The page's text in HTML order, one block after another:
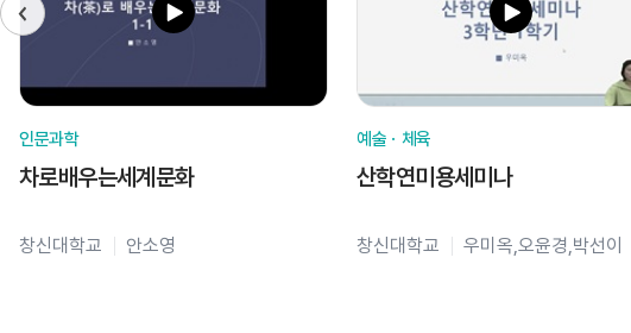
인문과학
차로배우는세계문화
창신대학교 안소영
예술ㆍ체육
산학연미용세미나
창신대학교 우미옥,오윤경,박선이